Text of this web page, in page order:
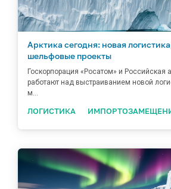
Арктика сегодня: новая
шельфовые проекты
Госкорпорация «Росатом» и Российская
работают над выстраиванием новой
м...
ЛОГИСТИКА